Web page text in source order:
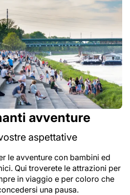
avventure
aspettative
le avventure con bambini ed
Qui troverete le attrazioni per
in viaggio e per coloro che
una pausa.